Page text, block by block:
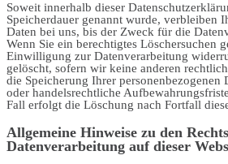
Soweit innerhalb dieser
Speicherdauer genannt wurde, verbleiben
Daten bei uns, bis der Zweck für die
Wenn Sie ein berechtigtes Löschersuchen
Einwilligung zur Datenverarbeitung
gelöscht, sofern wir keine anderen
die Speicherung Ihrer personenbezogenen
oder handelsrechtliche
Fall erfolgt die Löschung nach Fortfall
Allgemeine Hinweise zu den
Datenverarbeitung auf dieser